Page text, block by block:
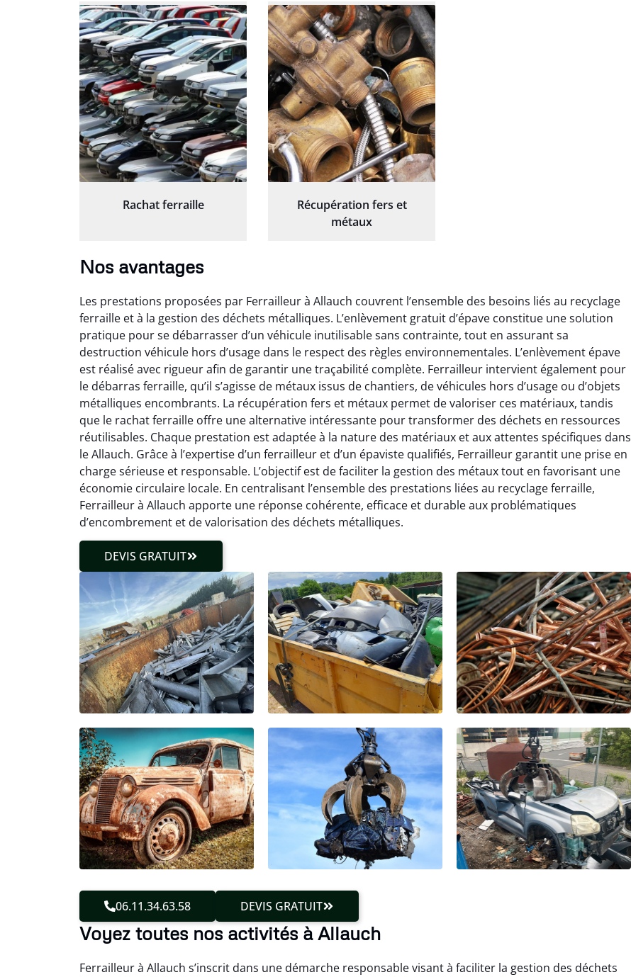
Rachat ferraille
Récupération fers et
métaux
Nos avantages
Les prestations proposées par Ferrailleur à Allauch couvrent l’ensemble des besoins liés au recyclage
ferraille et à la gestion des déchets métalliques. L’enlèvement gratuit d’épave constitue une solution
pratique pour se débarrasser d’un véhicule inutilisable sans contrainte, tout en assurant sa
destruction véhicule hors d’usage dans le respect des règles environnementales. L’enlèvement épave
est réalisé avec rigueur afin de garantir une traçabilité complète. Ferrailleur intervient également pour
le débarras ferraille, qu’il s’agisse de métaux issus de chantiers, de véhicules hors d’usage ou d’objets
métalliques encombrants. La récupération fers et métaux permet de valoriser ces matériaux, tandis
que le rachat ferraille offre une alternative intéressante pour transformer des déchets en ressources
réutilisables. Chaque prestation est adaptée à la nature des matériaux et aux attentes spécifiques dans
le Allauch. Grâce à l’expertise d’un ferrailleur et d’un épaviste qualifiés, Ferrailleur garantit une prise en
charge sérieuse et responsable. L’objectif est de faciliter la gestion des métaux tout en favorisant une
économie circulaire locale. En centralisant l’ensemble des prestations liées au recyclage ferraille,
Ferrailleur à Allauch apporte une réponse cohérente, efficace et durable aux problématiques
d’encombrement et de valorisation des déchets métalliques.
DEVIS GRATUIT
06.11.34.63.58 DEVIS GRATUIT
Voyez toutes nos activités à Allauch
Ferrailleur à Allauch s’inscrit dans une démarche responsable visant à faciliter la gestion des déchets